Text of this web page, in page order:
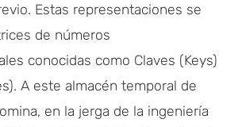
Estas representaciones se
de números
conocidas como Claves (Keys)
A este almacén temporal de
en la jerga de la ingeniería